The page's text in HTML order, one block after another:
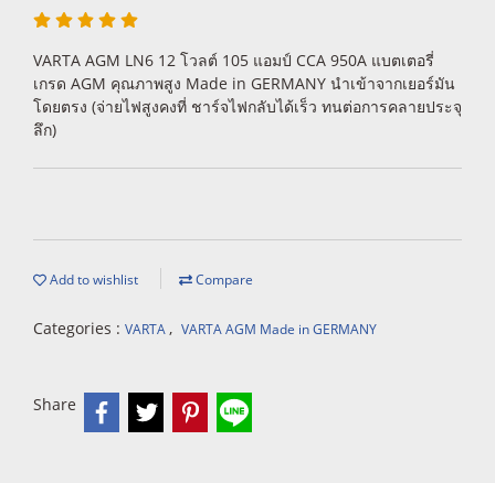
VARTA AGM LN6 12 โวลต์ 105 แอมป์ CCA 950A แบตเตอรี่
เกรด AGM คุณภาพสูง Made in GERMANY นำเข้าจากเยอร์มัน
โดยตรง (จ่ายไฟสูงคงที่ ชาร์จไฟกลับได้เร็ว ทนต่อการคลายประจุ
ลึก)
Add to wishlist Compare
Categories : VARTA, VARTA AGM Made in GERMANY
Share